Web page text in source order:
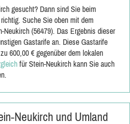
gesucht? Dann sind Sie beim
Suche Sie oben mit dem
Neukirch (56479). Das Ergebnis dieser
Gastarife an. Diese Gastarife
600,00 € gegenüber dem lokalen
für Stein-Neukirch kann Sie auch
Neukirch und Umland